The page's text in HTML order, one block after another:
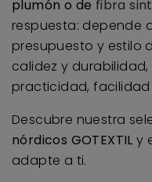
plumón o de fibra
respuesta: depende
presupuesto y estilo
calidez y
practicidad,
Descubre nuestra
nórdicos GOTEXTILy
adapte a ti.